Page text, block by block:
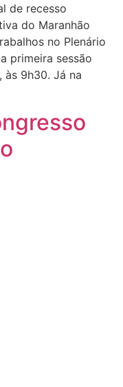
de recesso
do Maranhão
no Plenário
primeira sessão
às 9h30. Já na